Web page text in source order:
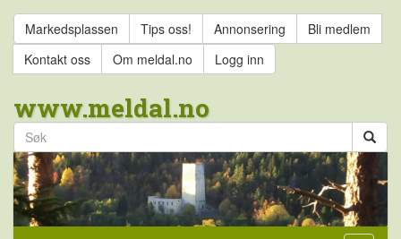
Markedsplassen Tips oss! Annonsering
Bli medlem
Kontakt oss
Om meldal.no Logg inn
www.meldal.no